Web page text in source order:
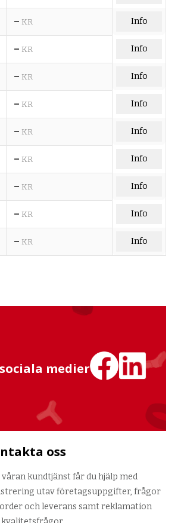
– KR Info
– KR Info
– KR Info
– KR Info
– KR Info
– KR Info
– KR Info
– KR Info
– KR Info
medier
oss
våran kundtjänst får du hjälp med
utav företagsuppgifter, frågor
och leverans samt reklamation